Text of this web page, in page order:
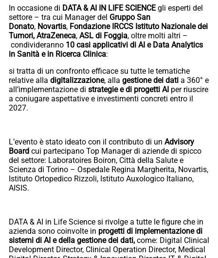
In occasione di DATA & AI IN LIFE SCIENCEgli esperti del
settore – tra cui Manager del Gruppo San
Donato, Novartis, Fondazione IRCCS Istituto Nazionale dei
Tumori, AtraZeneca, ASL di Foggia, oltre molti altri –
condivideranno 10 casi applicativi di AI e Data Analytics
in Sanità e in Ricerca Clinica:
si tratta di un confronto efficace su tutte le tematiche
relative alla digitalizzazione, alla gestione dei dati a 360° e
all’implementazione di strategie e di progetti AI per riuscire
a coniugare aspettative e investimenti concreti entro il
2027.
L’evento è stato ideato con il contributo di un Advisory
Board cui partecipano Top Manager di aziende di spicco
del settore: Laboratoires Boiron, Città della Salute e
Scienza di Torino – Ospedale Regina Margherita, Novartis,
Istituto Ortopedico Rizzoli, Istituto Auxologico Italiano,
AISIS.
DATA & AI in Life Science si rivolge a tutte le figure che in
azienda sono coinvolte in progetti di implementazione di
sistemi di AI e della gestione dei dati, come: Digital Clinical
Development Director, Clinical Operation Director, Medical